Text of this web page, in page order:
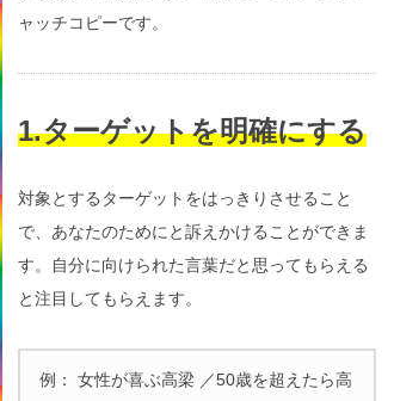
ャッチコピーです。
1.ターゲットを明確にする
対象とするターゲットをはっきりさせること
で、あなたのためにと訴えかけることができま
す。自分に向けられた言葉だと思ってもらえる
と注目してもらえます。
例： 女性が喜ぶ高梁 ／50歳を超えたら高